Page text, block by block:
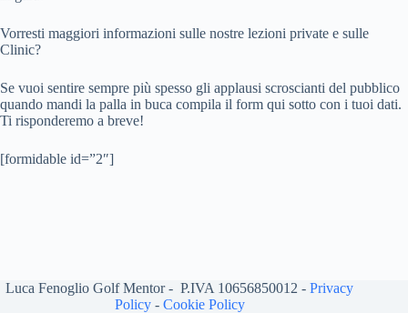
Vorresti maggiori informazioni sulle nostre lezioni private e sulle
Clinic?
Se vuoi sentire sempre più spesso gli applausi scroscianti del pubblico
quando mandi la palla in buca compila il form qui sotto con i tuoi dati.
Ti risponderemo a breve!
[formidable id=”2″]
Luca Fenoglio Golf Mentor - P.IVA 10656850012 -Privacy
Policy- Cookie Policy